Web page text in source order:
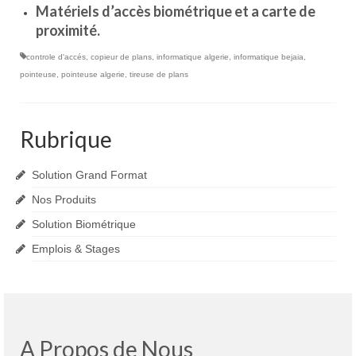
Matériels d’accès biométrique et a carte de
proximité.
controle d'accés copieur de plans informatique algerie informatique bejaia
pointeuse
pointeuse algerie tireuse de plans
Rubrique
Solution Grand Format
Nos Produits
Solution Biométrique
Emplois & Stages
A Propos de Nous